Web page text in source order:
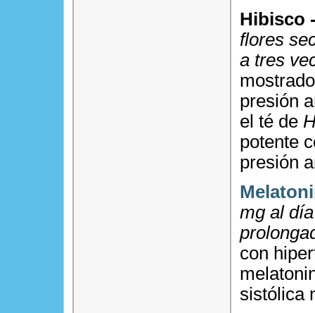
Hibisco
flores
a tres
presión
el té de
potente
presión
mg al
con
sistólica